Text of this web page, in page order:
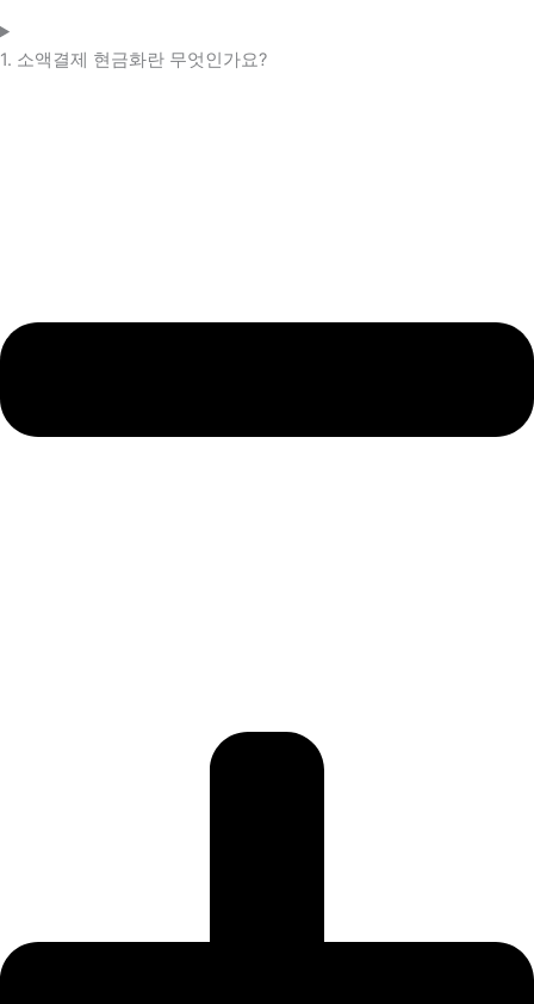
1. 소액결제 현금화란 무엇인가요?